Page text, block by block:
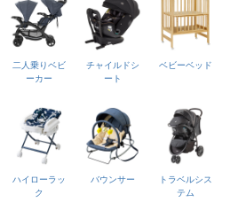
二人乗りベビ
ーカー
チャイルドシ
ート
ベビーベッド
ハイローラッ
ク
バウンサー
トラベルシス
テム